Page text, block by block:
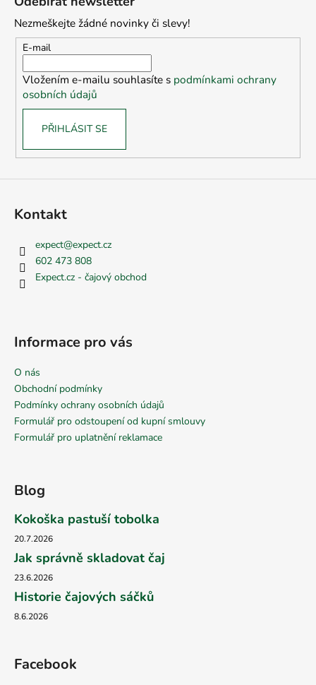
Nezmeškejte žádné novinky či slevy!
E-mail
Vložením e-mailu souhlasíte s podmínkami ochrany
osobních údajů
PŘIHLÁSIT SE
Kontakt
expect@expect.cz
602 473 808
Expect.cz - čajový obchod
Informace pro vás
O nás
Obchodní podmínky
Podmínky ochrany osobních údajů
Formulář pro odstoupení od kupní smlouvy
Formulář pro uplatnění reklamace
Blog
Kokoška pastuší tobolka
20.7.2026
Jak správně skladovat čaj
23.6.2026
Historie čajových sáčků
8.6.2026
Facebook